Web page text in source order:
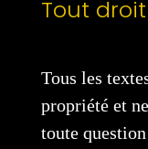
Tout
Tous les
propriété et
toute